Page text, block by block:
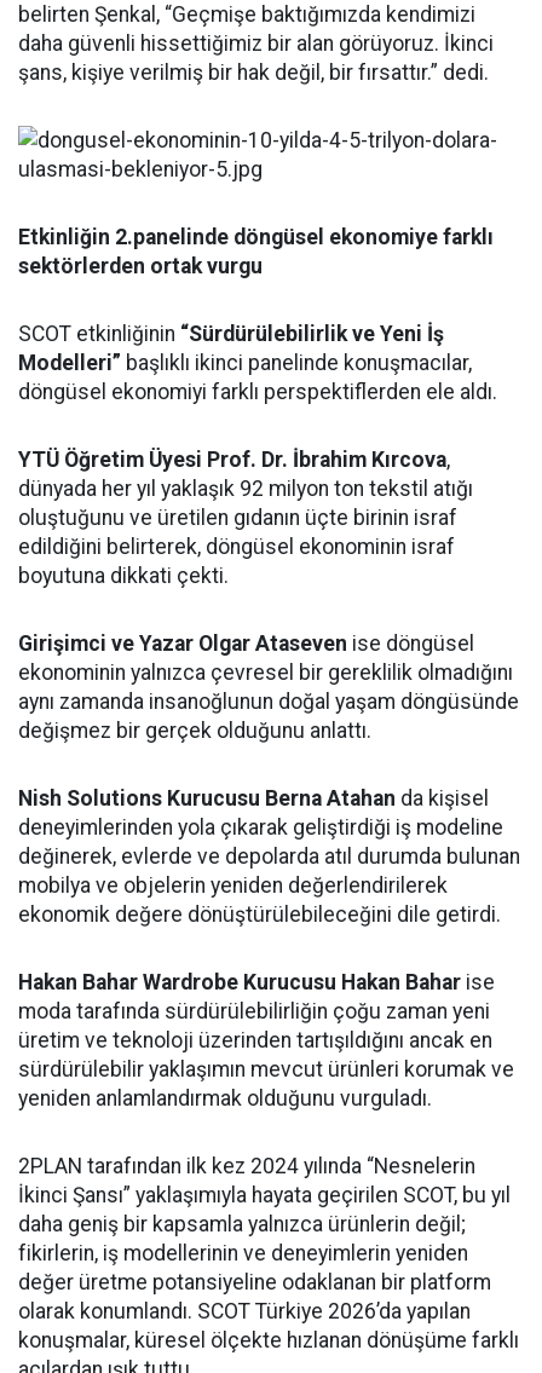
belirten Şenkal, “Geçmişe baktığımızda kendimizi
daha güvenli hissettiğimiz bir alan görüyoruz. İkinci
şans, kişiye verilmiş bir hak değil, bir fırsattır.” dedi.
Etkinliğin 2.panelinde döngüsel ekonomiye farklı
sektörlerden ortak vurgu
SCOT etkinliğinin “Sürdürülebilirlik ve Yeni İş
Modelleri” başlıklı ikinci panelinde konuşmacılar,
döngüsel ekonomiyi farklı perspektiflerden ele aldı.
YTÜ Öğretim Üyesi Prof. Dr. İbrahim Kırcova,
dünyada her yıl yaklaşık 92 milyon ton tekstil atığı
oluştuğunu ve üretilen gıdanın üçte birinin israf
edildiğini belirterek, döngüsel ekonominin israf
boyutuna dikkati çekti.
Girişimci ve Yazar Olgar Ataseven ise döngüsel
ekonominin yalnızca çevresel bir gereklilik olmadığını
aynı zamanda insanoğlunun doğal yaşam döngüsünde
değişmez bir gerçek olduğunu anlattı.
Nish Solutions Kurucusu Berna Atahan da kişisel
deneyimlerinden yola çıkarak geliştirdiği iş modeline
değinerek, evlerde ve depolarda atıl durumda bulunan
mobilya ve objelerin yeniden değerlendirilerek
ekonomik değere dönüştürülebileceğini dile getirdi.
Hakan Bahar Wardrobe Kurucusu Hakan Bahar ise
moda tarafında sürdürülebilirliğin çoğu zaman yeni
üretim ve teknoloji üzerinden tartışıldığını ancak en
sürdürülebilir yaklaşımın mevcut ürünleri korumak ve
yeniden anlamlandırmak olduğunu vurguladı.
2PLAN tarafından ilk kez 2024 yılında “Nesnelerin
İkinci Şansı” yaklaşımıyla hayata geçirilen SCOT, bu yıl
daha geniş bir kapsamla yalnızca ürünlerin değil;
fikirlerin, iş modellerinin ve deneyimlerin yeniden
değer üretme potansiyeline odaklanan bir platform
olarak konumlandı. SCOT Türkiye 2026’da yapılan
konuşmalar, küresel ölçekte hızlanan dönüşüme farklı